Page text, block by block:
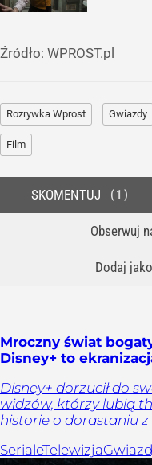
Źródło: WPROST.pl
Rozrywka Wprost Gwiazdy
Film
Obserwuj
Dodaj jako
SKOMENTUJ 1
Mroczny świat
Disney+ to
Disney+ dorzucił do
widzów, którzy lubią
historie o dorastaniu
SerialeTelewizja